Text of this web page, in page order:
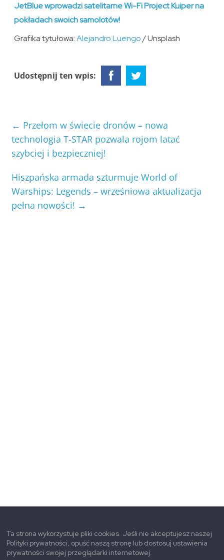
JetBlue wprowadzi satelitarne Wi-Fi Project Kuiper na
pokładach swoich samolotów!
Grafika tytułowa:Alejandro Luengo/ Unsplash
Udostępnij ten wpis:
← Przełom w świecie dronów – nowa
technologia T-STAR pozwala rojom latać
szybciej i bezpieczniej!
Hiszpańska armada szturmuje World of
Warships: Legends – wrześniowa aktualizacja
pełna nowości! →
Ta strona wykorzystuje pliki cookies. Jeśli nie akceptujesz naszej
Polityki prywatności, opuść naszą stronę lub dostosuj ustawienia
prywatności swojej przeglądarki internetowej.